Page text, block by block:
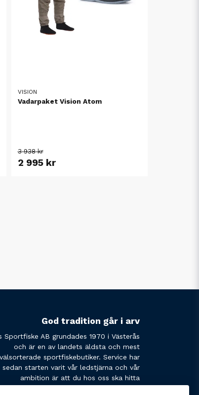
VISION
Vadarpaket Vision Atom
3 938 kr
2 995 kr
God tradition går i arv
Sportfiske AB grundades 1970 i Västerås
och är en av landets äldsta och mest
välsorterade sportfiskebutiker. Service har
sedan starten varit vår ledstjärna och vår
ambition är att du hos oss ska hitta